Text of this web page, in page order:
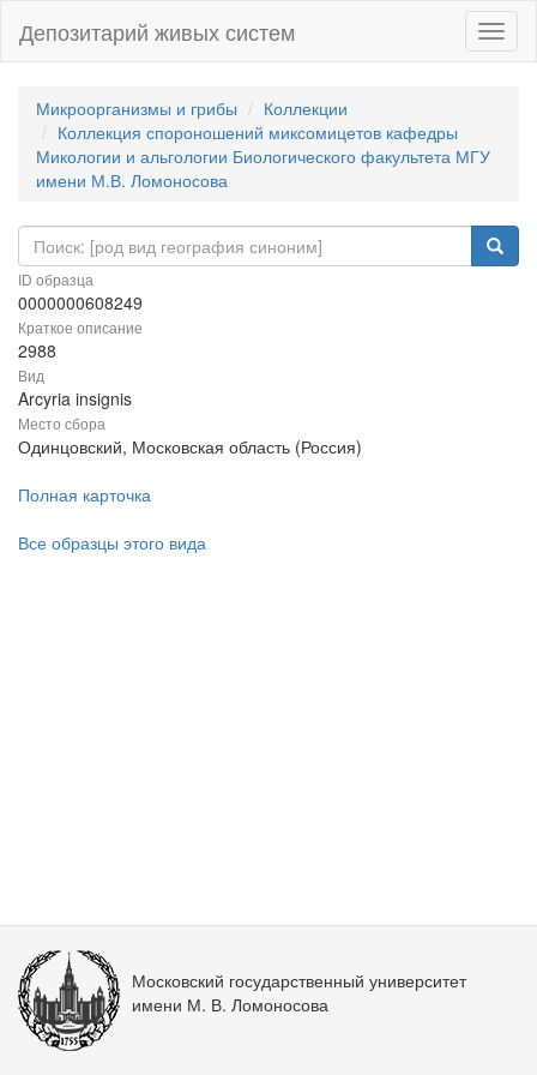
Депозитарий живых систем
Микроорганизмы и грибы
Коллекции
Коллекция спороношений миксомицетов кафедры
Микологии и альгологии Биологического факультета МГУ
имени М.В. Ломоносова
ID образца
0000000608249
Краткое описание
2988
Вид
Arcyria insignis
Место сбора
Одинцовский, Московская область (Россия)
Полная карточка
Все образцы этого вида
Московский государственный университет
имени М. В. Ломоносова